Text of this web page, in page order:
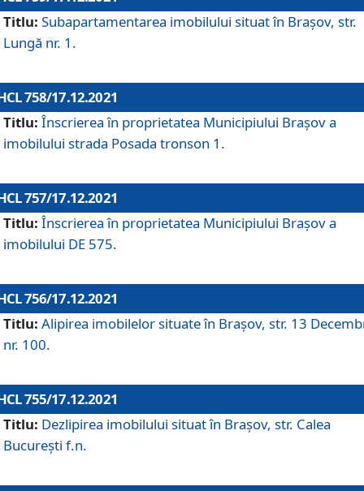
Titlu: Subapartamentarea imobilului situat în Brașov, str.
Lungă nr. 1.
758/17.12.2021
Titlu: Înscrierea în proprietatea Municipiului Brașov a
imobilului strada Posada tronson 1.
757/17.12.2021
Titlu: Înscrierea în proprietatea Municipiului Brașov a
imobilului DE 575.
756/17.12.2021
Titlu: Alipirea imobilelor situate în Brașov, str. 13
nr. 100.
755/17.12.2021
Titlu: Dezlipirea imobilului situat în Brașov, str. Calea
București f.n.